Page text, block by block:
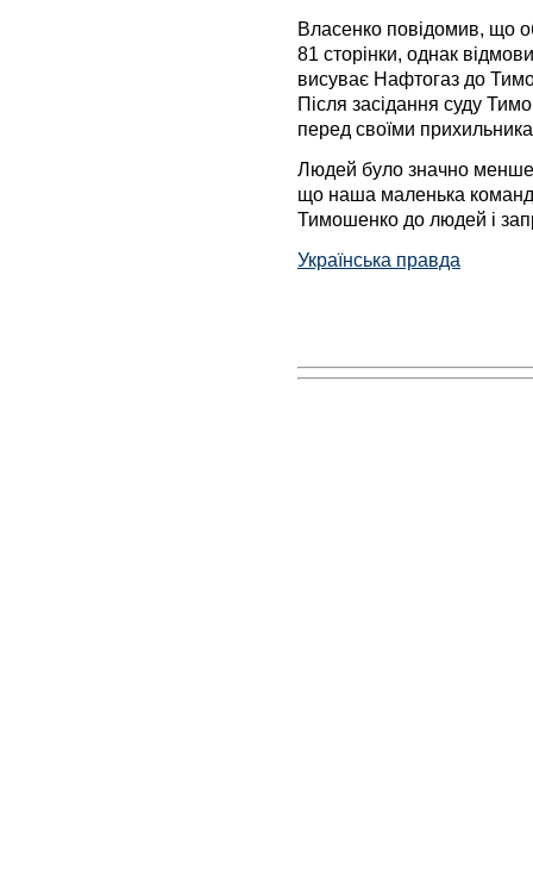
Власенко повідомив, що
81 сторінки, однак
висуває Нафтогаз до
Після засідання суду
перед своїми
Людей було значно
що наша маленька
Тимошенко до людей і
Українська правда